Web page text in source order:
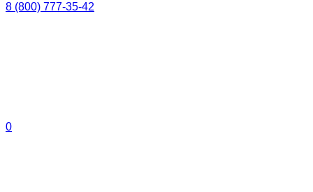
8 (800) 777-35-42
0